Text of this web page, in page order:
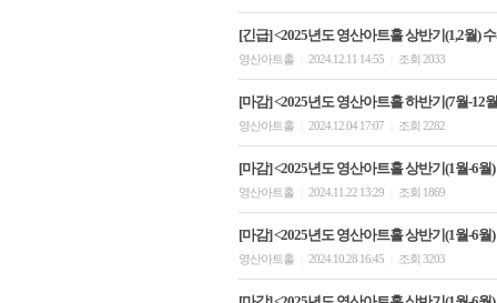
[긴급] <2025년도 영산아트홀 상반기(1,2월)
영산아트홀 2024.12.11 14:55 조회 2033
[마감] <2025년도 영산아트홀 하반기(7월-12
영산아트홀 2024.12.04 17:07 조회 2282
[마감] <2025년도 영산아트홀 상반기(1월-6월
영산아트홀 2024.11.22 13:29 조회 1869
[마감] <2025년도 영산아트홀 상반기(1월-6월
영산아트홀 2024.10.28 16:45 조회 3203